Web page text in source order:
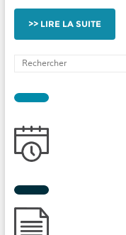
LIRE LA SUITE